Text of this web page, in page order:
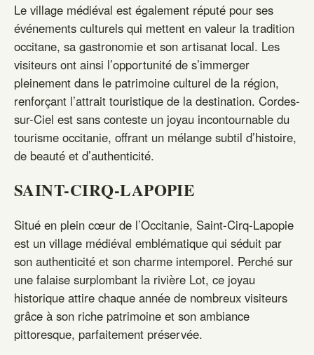
Le village médiéval est également réputé pour ses
événements culturels qui mettent en valeur la tradition
occitane, sa gastronomie et son artisanat local. Les
visiteurs ont ainsi l’opportunité de s’immerger
pleinement dans le patrimoine culturel de la région,
renforçant l’attrait touristique de la destination. Cordes-
sur-Ciel est sans conteste un joyau incontournable du
tourisme occitanie, offrant un mélange subtil d’histoire,
de beauté et d’authenticité.
SAINT-CIRQ-LAPOPIE
Situé en plein cœur de l’Occitanie, Saint-Cirq-Lapopie
est un village médiéval emblématique qui séduit par
son authenticité et son charme intemporel. Perché sur
une falaise surplombant la rivière Lot, ce joyau
historique attire chaque année de nombreux visiteurs
grâce à son riche patrimoine et son ambiance
pittoresque, parfaitement préservée.